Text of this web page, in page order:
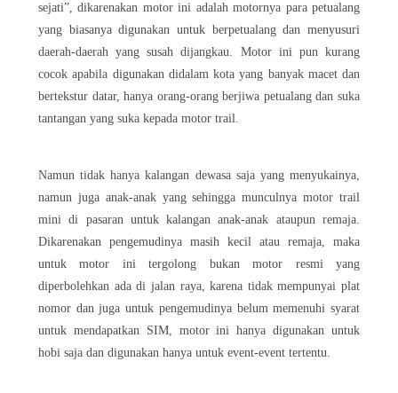
sejati”, dikarenakan motor ini adalah motornya para petualang
yang biasanya digunakan untuk berpetualang dan menyusuri
daerah-daerah yang susah dijangkau. Motor ini pun kurang
cocok apabila digunakan didalam kota yang banyak macet dan
bertekstur datar, hanya orang-orang berjiwa petualang dan suka
tantangan yang suka kepada motor trail.
Namun tidak hanya kalangan dewasa saja yang menyukainya,
namun juga anak-anak yang sehingga munculnya motor trail
mini di pasaran untuk kalangan anak-anak ataupun remaja.
Dikarenakan pengemudinya masih kecil atau remaja, maka
untuk motor ini tergolong bukan motor resmi yang
diperbolehkan ada di jalan raya, karena tidak mempunyai plat
nomor dan juga untuk pengemudinya belum memenuhi syarat
untuk mendapatkan SIM, motor ini hanya digunakan untuk
hobi saja dan digunakan hanya untuk event-event tertentu.